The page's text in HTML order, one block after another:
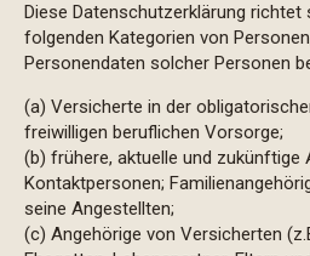
Diese Datenschutzerklärung richtet
folgenden Kategorien von
Personendaten solcher Personen
(a) Versicherte in der
freiwilligen beruflichen Vorsorge;
(b) frühere, aktuelle und zukünftige
Kontaktpersonen;
seine Angestellten;
(c) Angehörige von Versicherten